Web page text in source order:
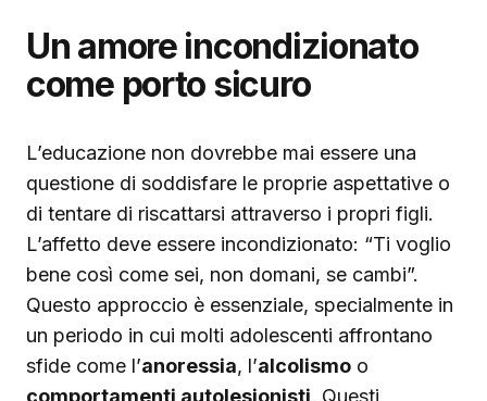
Un amore incondizionato
come porto sicuro
L’educazione non dovrebbe mai essere una
questione di soddisfare le proprie aspettative o
di tentare di riscattarsi attraverso i propri figli.
L’affetto deve essere incondizionato: “Ti voglio
bene così come sei, non domani, se cambi”.
Questo approccio è essenziale, specialmente in
un periodo in cui molti adolescenti affrontano
sfide come l’anoressia, l’alcolismo o
comportamenti autolesionisti. Questi